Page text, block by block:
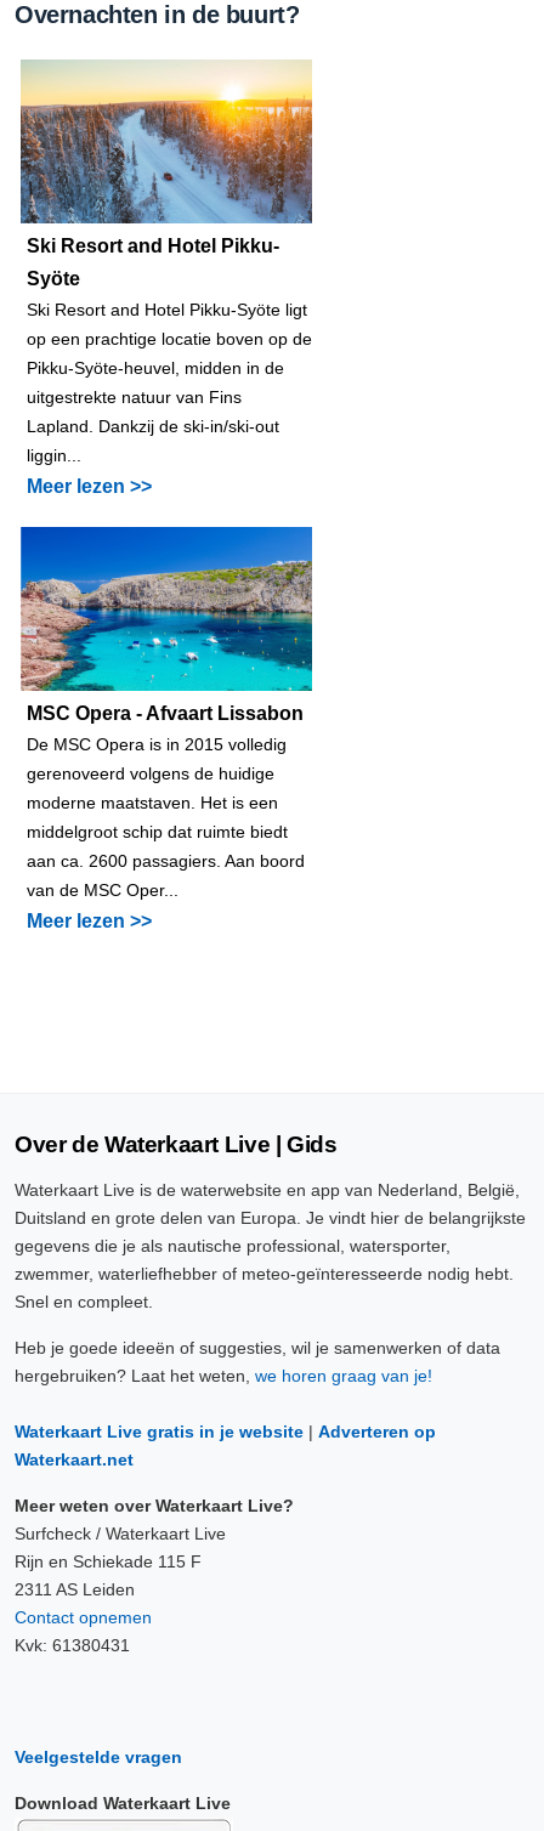
Overnachten in de buurt?
Ski Resort and Hotel Pikku-
Syöte
Ski Resort and Hotel Pikku-Syöte ligt
op een prachtige locatie boven op de
Pikku-Syöte-heuvel, midden in de
uitgestrekte natuur van Fins
Lapland. Dankzij de ski-in/ski-out
liggin...
Meer lezen >>
MSC Opera - Afvaart Lissabon
De MSC Opera is in 2015 volledig
gerenoveerd volgens de huidige
moderne maatstaven. Het is een
middelgroot schip dat ruimte biedt
aan ca. 2600 passagiers. Aan boord
van de MSC Oper...
Meer lezen >>
Over de Waterkaart Live | Gids
Waterkaart Live is de waterwebsite en app van Nederland, België,
Duitsland en grote delen van Europa. Je vindt hier de belangrijkste
gegevens die je als nautische professional, watersporter,
zwemmer, waterliefhebber of meteo-geïnteresseerde nodig hebt.
Snel en compleet.
Heb je goede ideeën of suggesties, wil je samenwerken of data
hergebruiken? Laat het weten, we horen graag van je!
Waterkaart Live gratis in je website | Adverteren op
Waterkaart.net
Meer weten over Waterkaart Live?
Surfcheck / Waterkaart Live
Rijn en Schiekade 115 F
2311 AS Leiden
Contact opnemen
Kvk: 61380431
Veelgestelde vragen
Download Waterkaart Live